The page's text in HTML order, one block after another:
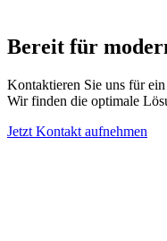
Bereit für
Kontaktieren Sie uns für
Wir finden die optimale
Jetzt Kontakt aufnehmen